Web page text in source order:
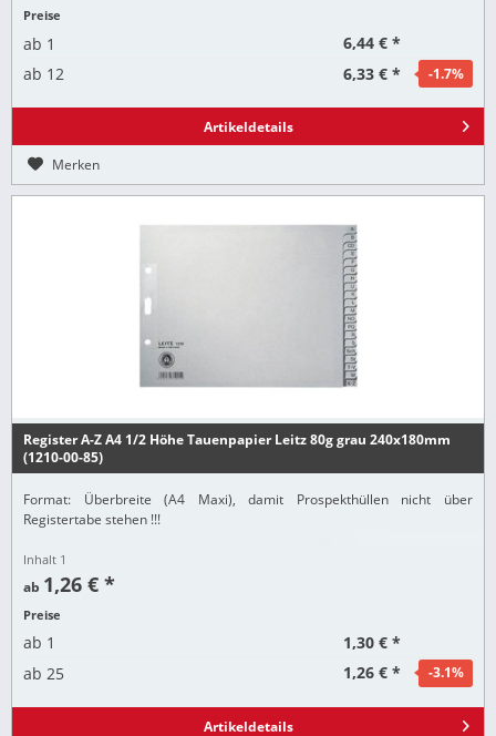
Preise
ab 1
6,44 € *
ab 12 6,33 € * -1.7%
Artikeldetails
Merken
Register A-Z A4 1/2 Höhe Tauenpapier Leitz 80g grau 240x180mm
(1210-00-85)
Format: Überbreite (A4 Maxi), damit Prospekthüllen nicht über
Registertabe stehen !!!
Inhalt 1
ab 1,26 € *
Preise
ab 1
1,30 € *
ab 25 1,26 € * -3.1%
Artikeldetails